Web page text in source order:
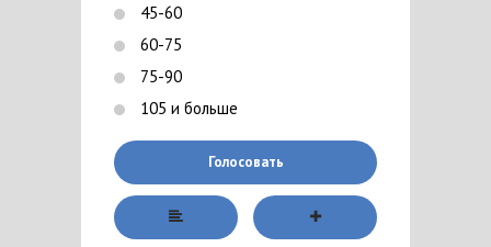
45-60
60-75
75-90
105 и больше
Голосовать